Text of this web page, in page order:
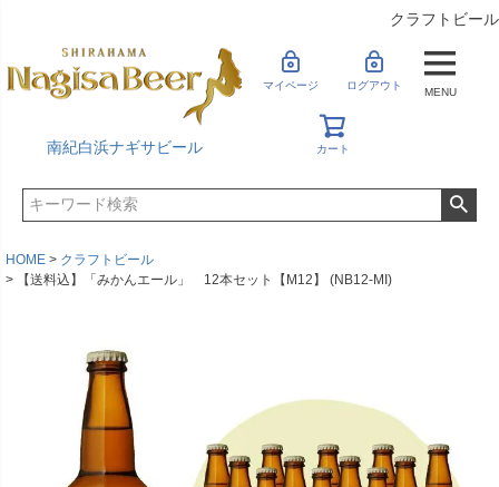
クラフトビール
南紀白浜ナギサビール
マイページ ログアウト
カート
MENU
HOME
クラフトビール
【送料込】「みかんエール」 12本セット【M12】 (NB12-MI)